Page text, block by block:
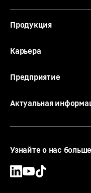
момент
Продукция
Карьера
Предприятие
Актуальная
Узнайте о нас больше